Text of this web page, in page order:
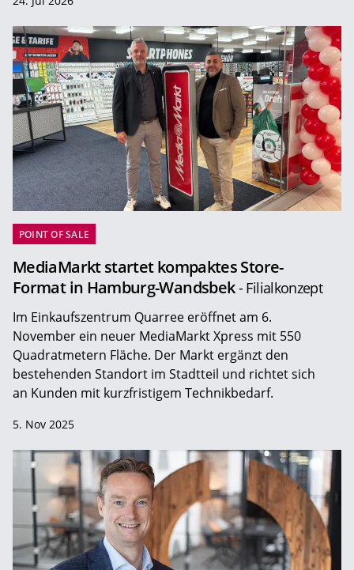
POINT OF SALE
MediaMarkt startet kompaktes Store-
Format in Hamburg-Wandsbek- Filialkonzept
Im Einkaufszentrum Quarree eröffnet am 6.
November ein neuer MediaMarkt Xpress mit 550
Quadratmetern Fläche. Der Markt ergänzt den
bestehenden Standort im Stadtteil und richtet sich
an Kunden mit kurzfristigem Technikbedarf.
5. Nov 2025